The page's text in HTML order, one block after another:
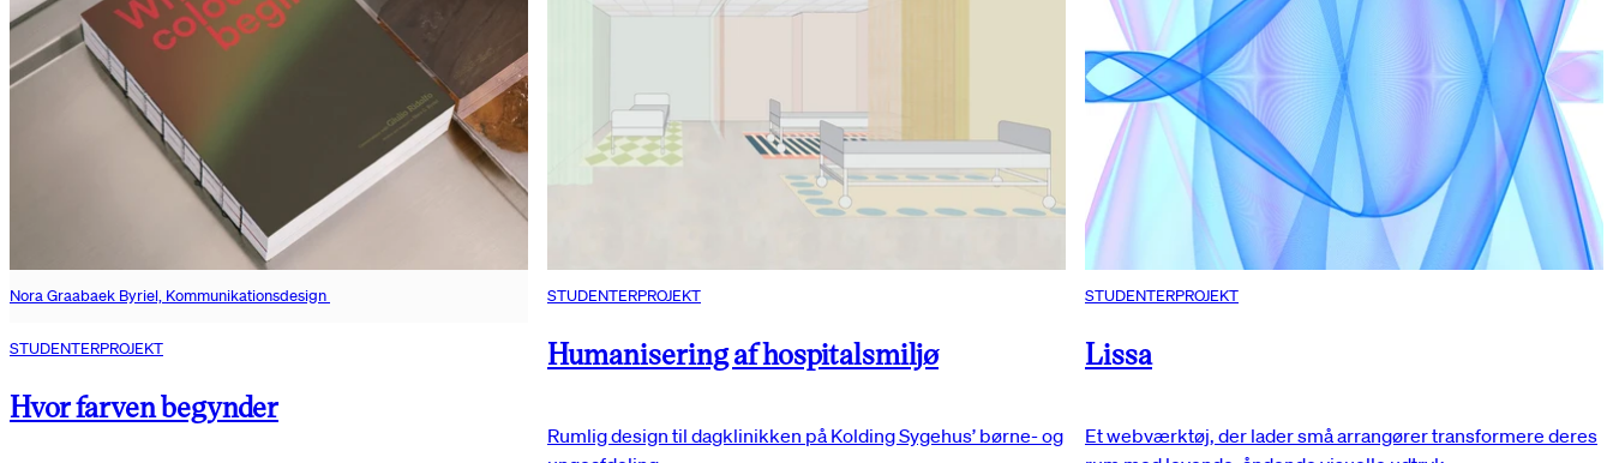
Nora Graabaek Byriel, Kommunikationsdesign
STUDENTERPROJEKT
Hvor farven begynder
STUDENTERPROJEKT
Humanisering af hospitalsmiljø
Rumlig design til dagklinikken på Kolding Sygehus’ børne- og
STUDENTERPROJEKT
Lissa
Et webværktøj, der lader små arrangører transformere deres